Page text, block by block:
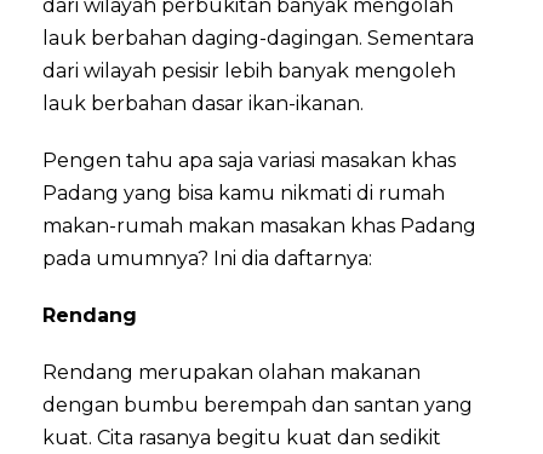
dari wilayah perbukitan banyak mengolah
lauk berbahan daging-dagingan. Sementara
dari wilayah pesisir lebih banyak mengoleh
lauk berbahan dasar ikan-ikanan.
Pengen tahu apa saja variasi masakan khas
Padang yang bisa kamu nikmati di rumah
makan-rumah makan masakan khas Padang
pada umumnya? Ini dia daftarnya:
Rendang
Rendang merupakan olahan makanan
dengan bumbu berempah dan santan yang
kuat. Cita rasanya begitu kuat dan sedikit